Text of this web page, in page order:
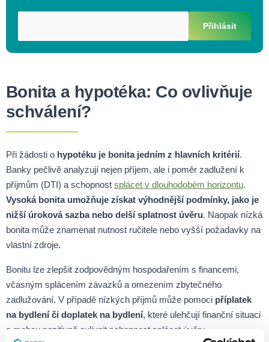
Přihlásit
Bonita a hypotéka: Co ovlivňuje
schválení?
Při žádosti o hypotéku je bonita jedním z hlavních kritérií.
Banky pečlivě analyzují nejen příjem, ale i poměr zadlužení k
příjmům (DTI) a schopnost splácet v dlouhodobém horizontu.
Vysoká bonita umožňuje získat výhodnější podmínky, jako je
nižší úroková sazba nebo delší splatnost úvěru. Naopak nízká
bonita může znamenat nutnost ručitele nebo vyšší požadavky na
vlastní zdroje.
Bonitu lze zlepšit zodpovědným hospodařením s financemi,
včasným splácením závazků a omezením zbytečného
zadlužování. V případě nízkých příjmů může pomoci příplatek
na bydlení či doplatek na bydlení, které ulehčují finanční situaci
a mohou pozitivně ovlivnit schopnost splácet úvěry.